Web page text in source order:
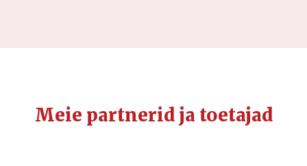
Meie partnerid ja toetajad